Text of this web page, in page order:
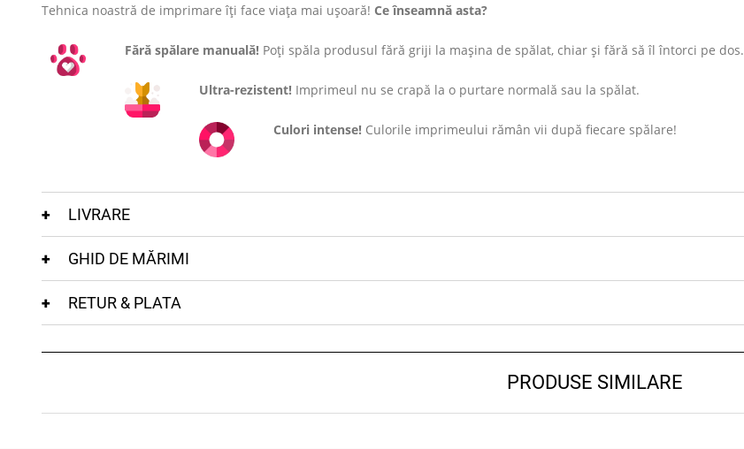
Tehnica noastră de imprimare îți face viața mai ușoară! Ce înseamnă asta?
Fără spălare manuală! Poți spăla produsul fără griji la mașina de spălat, chiar și fără să îl întorci pe dos.
Ultra-rezistent! Imprimeul nu se crapă la o purtare normală sau la spălat.
Culori intense! Culorile imprimeului rămân vii după fiecare spălare!
LIVRARE
GHID DE MĂRIMI
RETUR & PLATA
PRODUSE SIMILARE